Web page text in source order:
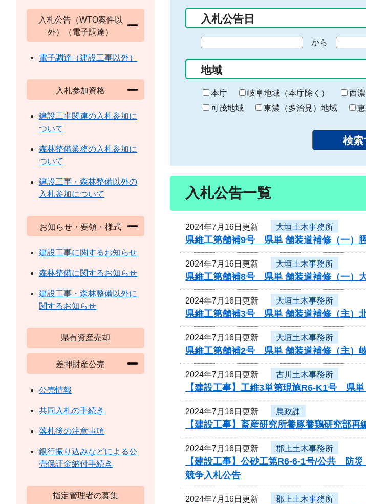
力
入札公告日
の
始
ま
り
から
終
わ
り
地域
本庁 岐阜地域（本庁除く） 西
可茂地域
東濃（多治見）地域
入札公告一覧
2024年7月16日更新 大垣土木事務所
県維工第舗補9号 県単 舗装道補修（一）
2024年7月16日更新 大垣土木事務所
県維工第舗補8号 県単 舗装道補修（一）
2024年7月16日更新 大垣土木事務所
県維工第舗補3号 県単 舗装道補修（主）
2024年7月16日更新 大垣土木事務所
県維工第舗補2号 県単 舗装道補修（主）
2024年7月16日更新 古川土木事務所
【建設工事】工維3単第現施R6-K1号 県
2024年7月16日更新 農政課
【建設工事】畜産研究所養豚養鶏研究部
2024年7月16日更新 郡上土木事務所
【建設工事】公砂工第R6-6-1号/公共 防
競争入札公告
2024年7月16日更新 郡上土木事務所
入札公告（WTO案件以
外）（電子調達）
電子調達（建設工事以外）
入札参加資格
建設工事関連の入札参加に
ついて
森林整備業務の入札参加に
ついて
建設工事・森林整備以外の
入札参加について
お知らせ・要領・様式
建設工事に関するお知らせ
森林整備に関するお知らせ
建設工事・森林整備以外に
関するお知らせ
県有資産売却
差押財産公売
公売情報
共同入札の手続き
落札後の注意事項
銀行振り込みなどによる公
売保証金納付手続き
指定管理者の募集